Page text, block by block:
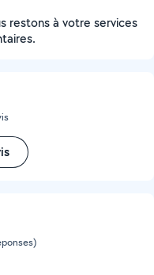
restons à votre services